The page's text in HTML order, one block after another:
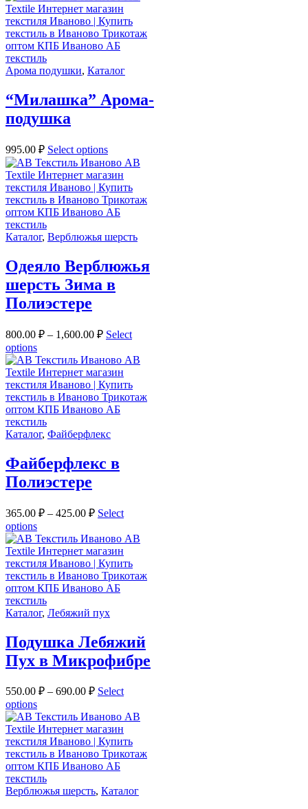
Арома подушки, Каталог
“Милашка” Арома-
подушка
995.00 ₽ Select options
Каталог, Верблюжья шерсть
Одеяло Верблюжья
шерсть Зима в
Полиэстере
800.00 ₽ – 1,600.00 ₽ Select
options
Каталог, Файберфлекс
Файберфлекс в
Полиэстере
365.00 ₽ – 425.00 ₽ Select
options
Каталог, Лебяжий пух
Подушка Лебяжий
Пух в Микрофибре
550.00 ₽ – 690.00 ₽ Select
options
Верблюжья шерсть, Каталог